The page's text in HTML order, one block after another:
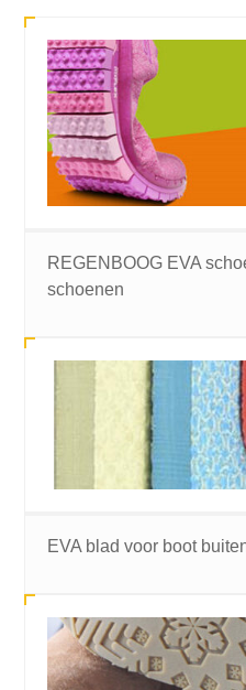
REGENBOOG EVA
schoenen
EVA blad voor boot